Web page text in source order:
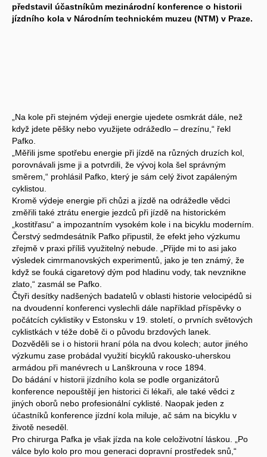
představil účastníkům mezinárodní konference o historii
jízdního kola v Národním technickém muzeu (NTM) v Praze.
„Na kole při stejném výdeji energie ujedete osmkrát dále, než
když jdete pěšky nebo využijete odrážedlo – drezínu,“ řekl
Pafko.
„Měřili jsme spotřebu energie při jízdě na různých druzích kol,
porovnávali jsme ji a potvrdili, že vývoj kola šel správným
směrem,“ prohlásil Pafko, který je sám celý život zapáleným
cyklistou.
Kromě výdeje energie při chůzi a jízdě na odrážedle vědci
změřili také ztrátu energie jezdců při jízdě na historickém
„kostitřasu“ a impozantním vysokém kole i na bicyklu moderním.
Čerstvý sedmdesátník Pafko připustil, že efekt jeho výzkumu
zřejmě v praxi příliš využitelný nebude. „Přijde mi to asi jako
výsledek cimrmanovských experimentů, jako je ten známý, že
když se fouká cigaretový dým pod hladinu vody, tak nevznikne
zlato,“ zasmál se Pafko.
Čtyři desítky nadšených badatelů v oblasti historie velocipédů si
na dvoudenní konferenci vyslechli dále například příspěvky o
počátcích cyklistiky v Estonsku v 19. století, o prvních světových
cyklistkách v téže době či o původu brzdových lanek.
Dozvěděli se i o historii hraní póla na dvou kolech; autor jiného
výzkumu zase probádal využití bicyklů rakousko-uherskou
armádou při manévrech u Lanškrouna v roce 1894.
Do bádání v historii jízdního kola se podle organizátorů
konference nepouštějí jen historici či lékaři, ale také vědci z
jiných oborů nebo profesionální cyklisté. Naopak jeden z
účastníků konference jízdní kola miluje, ač sám na bicyklu v
životě neseděl.
Pro chirurga Pafka je však jízda na kole celoživotní láskou. „Po
válce bylo kolo pro mou generaci dopravní prostředek snů,“